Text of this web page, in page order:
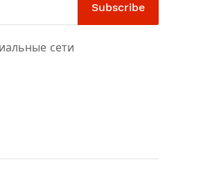
Subscribe
сети